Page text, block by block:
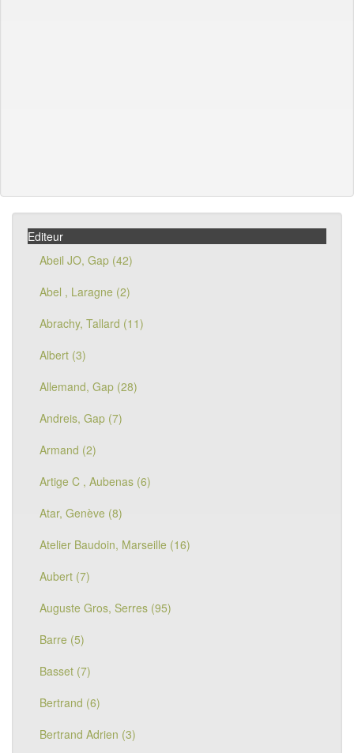
Editeur
Abeil JO, Gap (42)
Abel , Laragne (2)
Abrachy, Tallard (11)
Albert (3)
Allemand, Gap (28)
Andreis, Gap (7)
Armand (2)
Artige C , Aubenas (6)
Atar, Genève (8)
Atelier Baudoin, Marseille (16)
Aubert (7)
Auguste Gros, Serres (95)
Barre (5)
Basset (7)
Bertrand (6)
Bertrand Adrien (3)